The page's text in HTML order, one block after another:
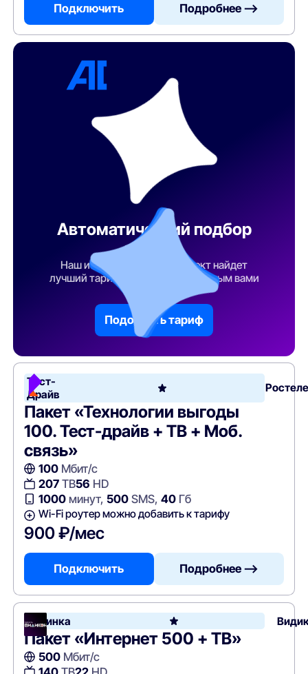
Подключить Подробнее —>
Автоматический подбор
тарифа
Наш искусственный интеллект найдет
лучший тарифный план по указанным вами
параметрам
Подобрать тариф
Тест-
Драйв
Пакет «Технологии выгоды
100. Тест-драйв + ТВ + Моб.
связь»
100Мбит/с
207ТВ56 HD
1000минут, 500SMS, 40Гб
Wi-Fi роутер можно добавить к тарифу
900 ₽/мес
Подключить Подробнее —>
Новинка
Пакет «Интернет 500 + ТВ»
500Мбит/с